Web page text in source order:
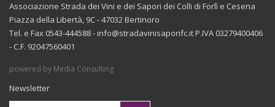
Associazione Strada dei Vini e dei Sapori dei Colli di Forlì e Cesena
Piazza della Libertà, 9C - 47032 Bertinoro
Tel. e Fax 0543-444588 - info@stradavinisaporifc.it P.IVA 03279400406
- C.F. 92047560401
powered by Media Consulting
Newsletter